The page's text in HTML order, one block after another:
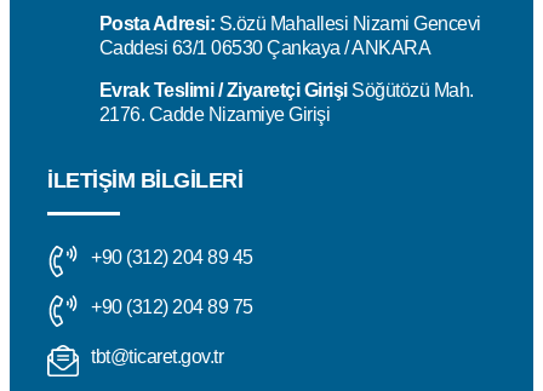
Posta Adresi: S.özü Mahallesi Nizami Gencevi
Caddesi 63/1 06530 Çankaya / ANKARA
Evrak Teslimi / Ziyaretçi GirişiSöğütözü Mah.
2176. Cadde Nizamiye Girişi
İLETIŞIM BILGILERI
+90 (312) 204 89 45
+90 (312) 204 89 75
tbt@ticaret.gov.tr